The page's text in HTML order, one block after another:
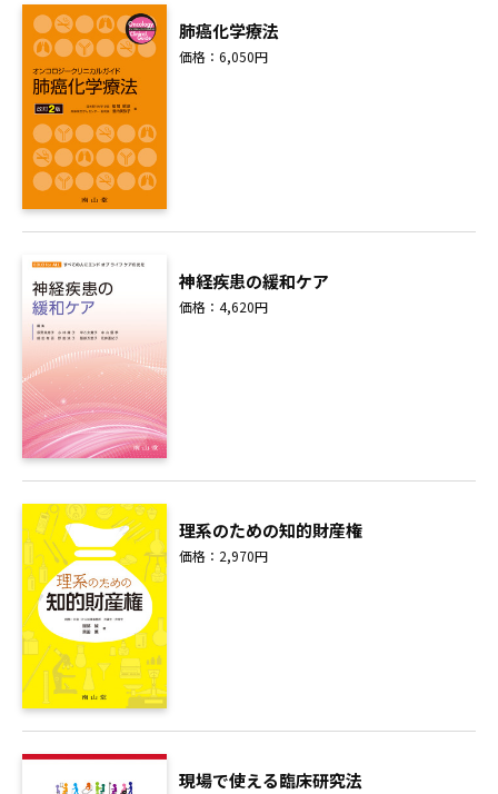
肺癌化学療法
価格：6,050円
神経疾患の緩和ケア
価格：4,620円
理系のための知的財産権
価格：2,970円
現場で使える臨床研究法